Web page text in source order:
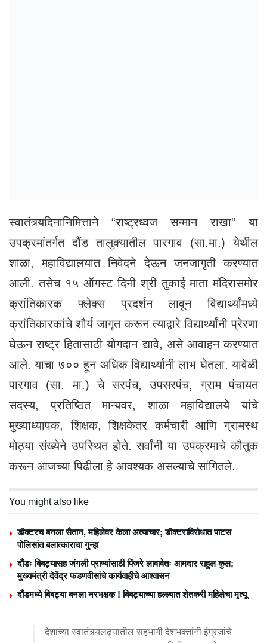
स्वातंत्र्यदिनानिमित्ताने “राष्ट्रध्वज सन्मान राखा” या
उपक्रमांतर्गत दौंड तालुक्यातील पारगाव (सा.मा.) येथील
शाळा, महाविद्यालयात निवेदने देऊन जनजागृती करण्यात
आली. तसेच १५ ऑगस्ट दिनी श्री तुकाई माता मंदिरासमोर
क्रांतिकारक फ्लेक्स प्रदर्शन लावून विद्यार्थ्यांमध्ये
क्रांतिकारकांचे शौर्य जागृत करून त्याद्वारे विद्यार्थ्यांनी प्रेरणा
घेऊन राष्ट्र हितासाठी योगदान द्यावे, असे आवाहन करण्यात
आले. याचा ७०० हून अधिक विद्यार्थ्यांनी लाभ घेतला. यावेळी
पारगाव (सा. मा.) चे सरपंच, उपसरपंच, ग्राम पंचायत
सदस्य, प्रतिष्ठित मान्यवर, शाळा महाविद्यालये यांचे
मुख्याध्यापक, शिक्षक, शिक्षकेतर कर्मचारी आणि ग्रामस्थ
मोठ्या संख्येने उपस्थित होते. सर्वांनी या उपक्रमाचे कौतुक
करून आजच्या पिढीला हे आवश्यक असल्याचे सांगितले.
You might also like
डॅाक्टरच बनला सैतान, महिलेवर केला अत्याचार; डॅाक्टराविरोधात पाटस
पोलिसांत बलात्काराचा गुन्हा
दौंडः बिबट्यासह जंगली प्राण्यांसाठी पिंजरे लावावेतः आमदार राहुल कुल;
मुख्यमंत्री देवेंद्र फडणवीसांचे कार्यवाहीचे आश्वासन
दौंडमध्ये बिबट्या बनला नरभक्षक ! बिबट्याच्या हल्ल्यात शेतकरी महिलेचा मृत्यू
देशाच्या स्वातंत्र्यलढ्यातील सहभागी देशभक्तांनी इंग्रजांचे